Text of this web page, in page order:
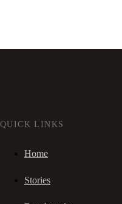
QUICK LINKS
Home
Stories